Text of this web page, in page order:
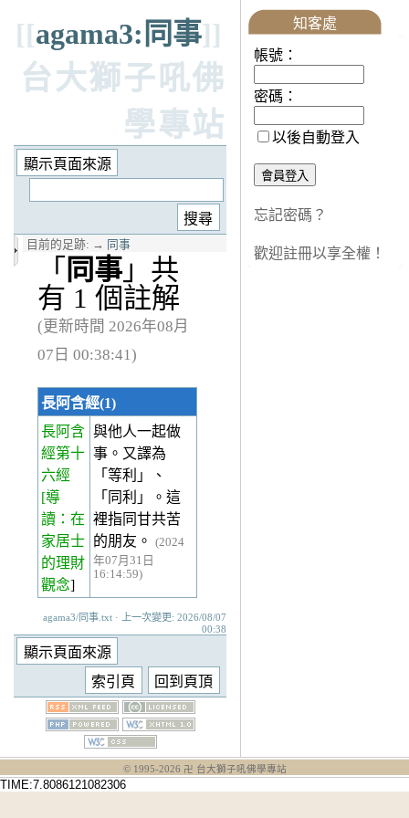
[[agama3:同事]]
台大獅子吼佛
學專站
目前的足跡: → 同事
「 同事 」共
有 1 個註解
(更新時間 2026年08月
07日 00:38:41)
長阿含經(1)
長阿含
經第十
六經
[導
讀：在
家居士
的理財
觀念]
與他人一起做
事。又譯為
「等利」、
「同利」。這
裡指同甘共苦
的朋友。
(2024
年07月31日
16:14:59)
agama3/同事.txt · 上一次變更: 2026/08/07
00:38
知客處
帳號：
密碼：
以後自動登入
忘記密碼？
歡迎註冊以享全權！
© 1995-2026 卍 台大獅子吼佛學專站
TIME:7.8086121082306